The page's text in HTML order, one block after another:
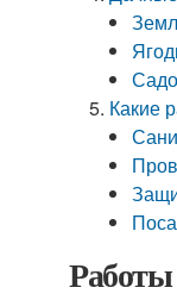
Какие
Работы